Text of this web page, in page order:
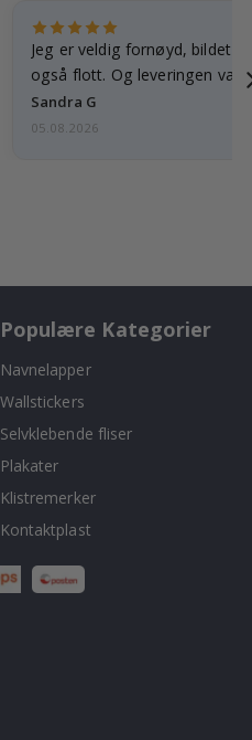
Jeg er veldig fornøyd, bildet
også flott. Og leveringen var
Sandra G
05.08.2026
Populære Kategorier
Navnelapper
Wallstickers
Selvklebende fliser
Plakater
Klistremerker
Kontaktplast